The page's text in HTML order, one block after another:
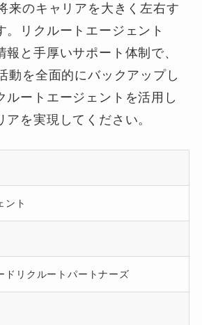
来のキャリアを大きく左右す
。リクルートエージェント
報と手厚いサポート体制で、
動を全面的にバックアップし
ルートエージェントを活用し
アを実現してください。
ント
ドリクルートパートナーズ